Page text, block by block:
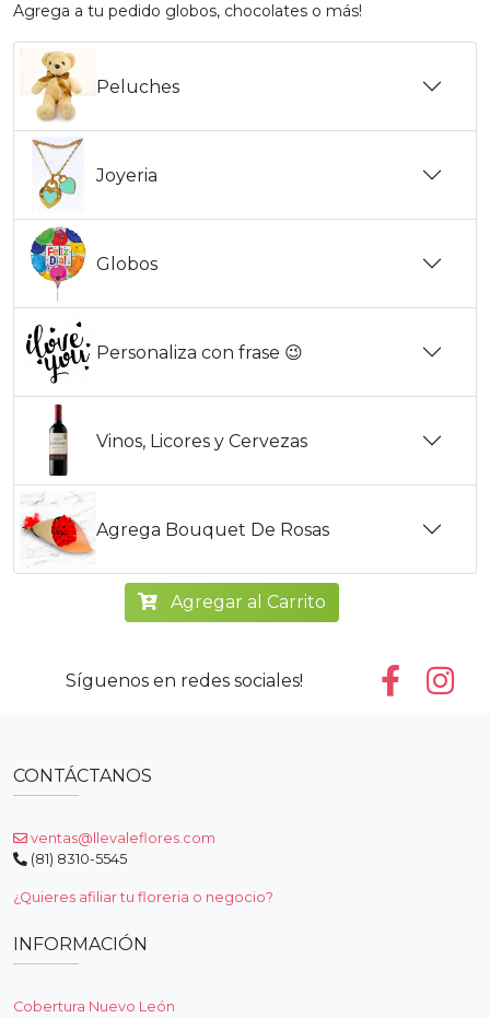
Agrega a tu pedido globos, chocolates o más!
Peluches
Joyeria
Globos
Personaliza con frase 😉
Vinos, Licores y Cervezas
Agrega Bouquet De Rosas
Agregar al Carrito
Síguenos en redes sociales!
CONTÁCTANOS
ventas@llevaleflores.com
(81) 8310-5545
¿Quieres afiliar tu floreria o negocio?
INFORMACIÓN
Cobertura Nuevo León